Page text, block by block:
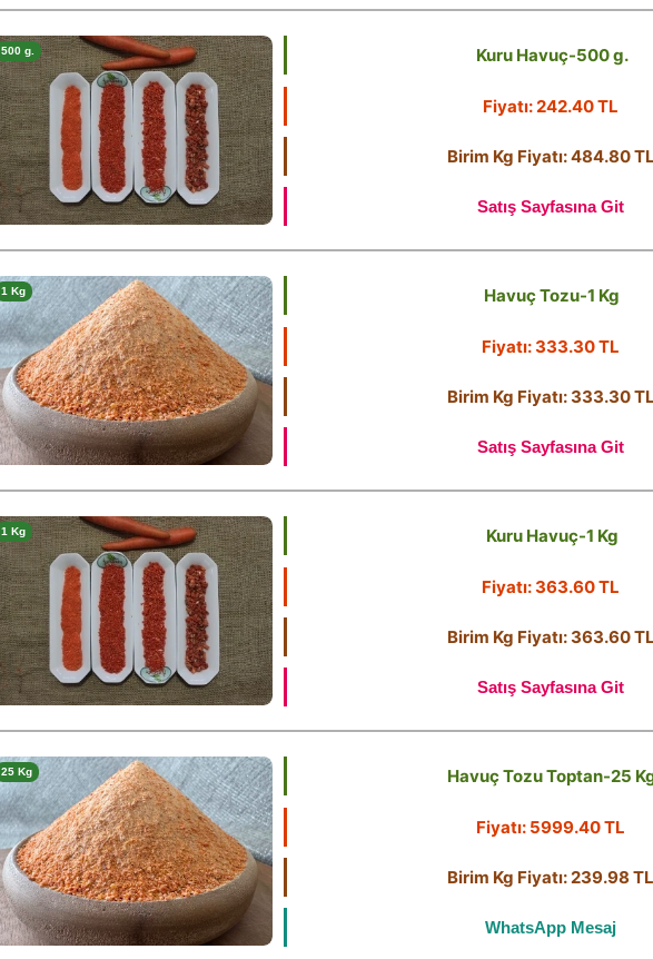
500 g. Kuru Havuç-500 g.
Fiyatı: 242.40 TL
Birim Kg Fiyatı: 484.80
Satış Sayfasına Git
1 Kg Havuç Tozu-1 Kg
Fiyatı: 333.30 TL
Birim Kg Fiyatı: 333.30
Satış Sayfasına Git
1 Kg Kuru Havuç-1 Kg
Fiyatı: 363.60 TL
Birim Kg Fiyatı: 363.60
Satış Sayfasına Git
25 Kg Havuç Tozu Toptan-25
Fiyatı: 5999.40 TL
Birim Kg Fiyatı: 239.98 TL
WhatsApp Mesaj